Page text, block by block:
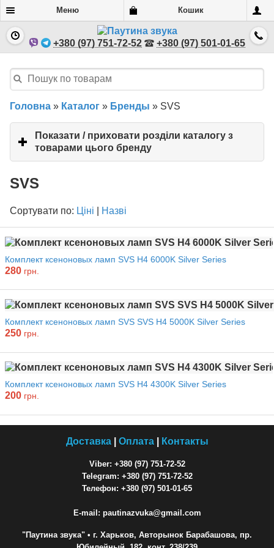
Меню Кошик
+380 (97) 751-72-52 +380 (97) 501-01-65
Головна » Каталог » Бренды » SVS
Показати / приховати розділи каталогу з
товарами цього бренду
to
SVS
Сортувати по: Ціні Назві
Комплект ксеноновых ламп SVS H4 6000K Silver Series
280 грн.
Комплект ксеноновых ламп SVS SVS H4 5000K Silver Series
250 грн.
Комплект ксеноновых ламп SVS H4 4300K Silver Series
200 грн.
Доставка| Оплата| Контакты
Viber: +380 (97) 751-72-52
Telegram: +380 (97) 751-72-52
Телефон: +380 (97) 501-01-65
E-mail: pautinazvuka@gmail.com
"Паутина звука" • г. Харьков, Авторынок Барабашова, пр.